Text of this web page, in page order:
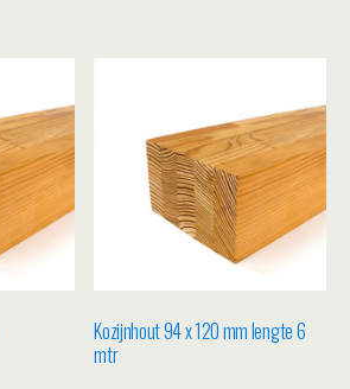
Kozijnhout 94 x 120 mm lengte 6
mtr